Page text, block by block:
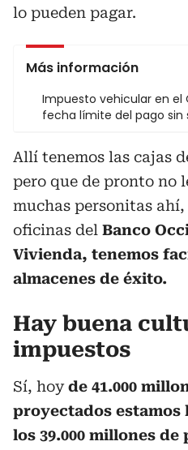
lo pueden pagar.
Más información
Impuesto vehicular en el
fecha límite del pago sin
Allí tenemos las cajas
pero que de pronto no
muchas personitas ahí,
oficinas del Banco
Vivienda, tenemos
almacenes de éxito.
Hay buena
impuestos
Sí, hoyde 41.000
proyectados estamos
los 39.000 millones de